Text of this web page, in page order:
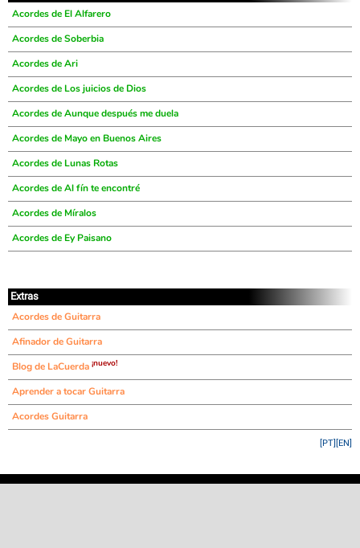
Acordes de El Alfarero
Acordes de Soberbia
Acordes de Ari
Acordes de Los juicios de Dios
Acordes de Aunque después me duela
Acordes de Mayo en Buenos Aires
Acordes de Lunas Rotas
Acordes de Al fín te encontré
Acordes de Míralos
Acordes de Ey Paisano
Extras
Acordes de Guitarra
Afinador de Guitarra
Blog de LaCuerda ¡nuevo!
Aprender a tocar Guitarra
Acordes Guitarra
[EN]
[PT]